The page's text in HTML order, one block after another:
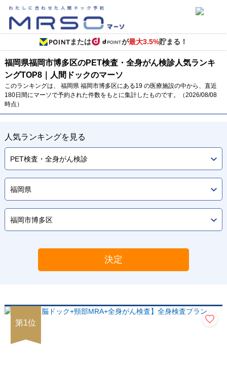
または が最大3.5%貯まる！
福岡県福岡市博多区のPET検査・全身がん検診人気ランキ
ングTOP8｜人間ドックのマーソ
このランキングは、 福岡県 福岡市博多区にある19 の医療施設の中から、直近
180日間にマーソで予約された件数をもとに集計したものです。（2026/08/08
時点）
人気ランキングを見る
決定
第1位